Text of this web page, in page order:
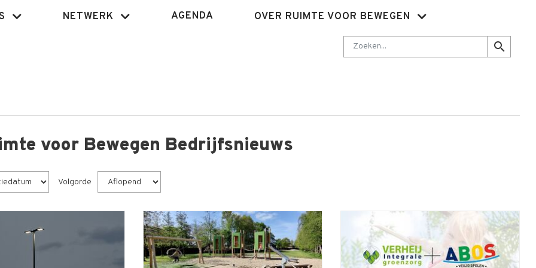
Zoeken
search
NETWERK AGENDA OVER RUIMTE VOOR BEWEGEN
voor Bewegen Bedrijfsnieuws
Volgorde